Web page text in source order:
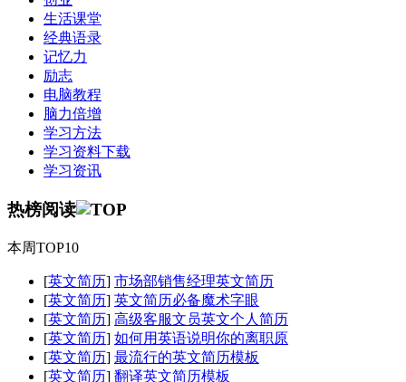
生活课堂
经典语录
记忆力
励志
电脑教程
脑力倍增
学习方法
学习资料下载
学习资讯
热榜阅读
本周TOP10
[英文简历] 市场部销售经理英文简历
[英文简历] 英文简历必备魔术字眼
[英文简历] 高级客服文员英文个人简历
[英文简历] 如何用英语说明你的离职原
[英文简历] 最流行的英文简历模板
[英文简历] 翻译英文简历模板